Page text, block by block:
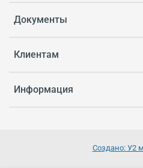
Документы
Клиентам
Информация
Создано: У2